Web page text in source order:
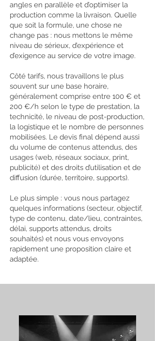
angles en parallèle et d’optimiser la
production comme la livraison. Quelle
que soit la formule, une chose ne
change pas : nous mettons le même
niveau de sérieux, d’expérience et
d’exigence au service de votre image.
Côté tarifs, nous travaillons le plus
souvent sur une base horaire,
généralement comprise entre 100 € et
200 €/h selon le type de prestation, la
technicité, le niveau de post-production,
la logistique et le nombre de personnes
mobilisées. Le devis final dépend aussi
du volume de contenus attendus, des
usages (web, réseaux sociaux, print,
publicité) et des droits d’utilisation et de
diffusion (durée, territoire, supports).
Le plus simple : vous nous partagez
quelques informations (secteur, objectif,
type de contenu, date/lieu, contraintes,
délai, supports attendus, droits
souhaités) et nous vous envoyons
rapidement une proposition claire et
adaptée.